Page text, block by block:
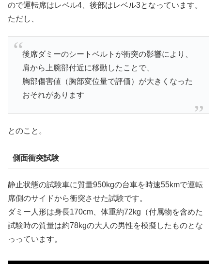
ので運転席はレベル4、後部はレベル3となっています。
ただし、
後席ダミーのシートベルトが衝突の影響により、
肩から上腕部付近に移動したことで、
胸部傷害値（胸部変位量で評価）が大きくなった
おそれがあります
とのこと。
側面衝突試験
静止状態の試験車に質量950kgの台車を時速55kmで運転
席側のサイドから衝突させた試験です。
ダミー人形は身長170cm、体重約72kg（付属物を含めた
試験時の質量は約78kgの大人の男性を模擬したものとな
っっています。